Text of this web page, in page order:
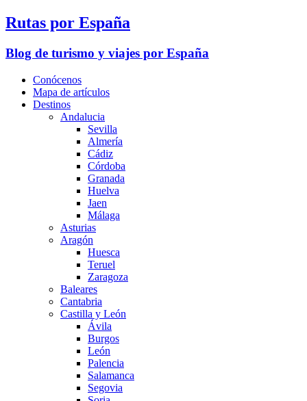
Rutas por España
Blog de turismo y viajes por España
Conócenos
Mapa de artículos
Destinos
Andalucia
Sevilla
Almería
Cádiz
Córdoba
Granada
Huelva
Jaen
Málaga
Asturias
Aragón
Huesca
Teruel
Zaragoza
Baleares
Cantabria
Castilla y León
Ávila
Burgos
León
Palencia
Salamanca
Segovia